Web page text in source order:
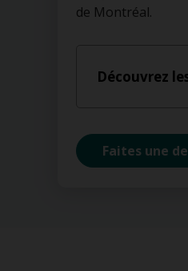
de Montréal.
Découvrez
Faites une